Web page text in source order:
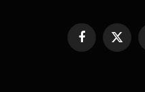
Facebook
X